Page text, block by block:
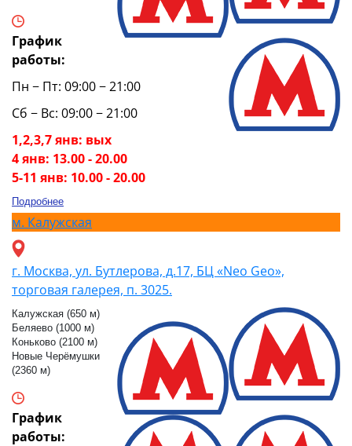
График
работы:
Пн − Пт: 09:00 − 21:00
Сб − Вс: 09:00 − 21:00
1,2,3,7 янв: вых
4 янв: 13.00 - 20.00
5-11 янв: 10.00 - 20.00
Подробнее
м. Калужская
г. Москва, ул. Бутлерова, д.17, БЦ «Neo Geo»,
торговая галерея, п. 3025.
Калужская (650 м)
Беляево (1000 м)
Коньково (2100 м)
Новые Черёмушки
(2360 м)
График
работы: